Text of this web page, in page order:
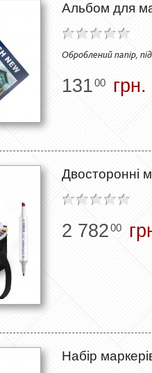
Альбом для
Оброблений папір,
13100 грн.
Двосторонні
2 78200
Набір